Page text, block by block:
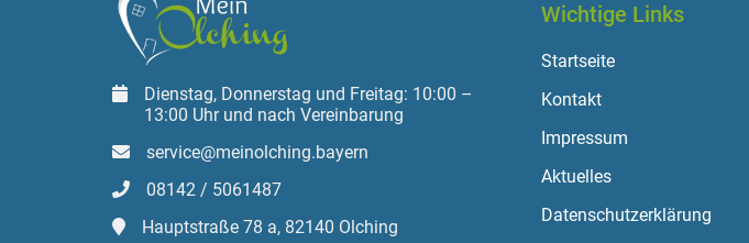
Dienstag, Donnerstag und Freitag: 10:00 –
13:00 Uhr und nach Vereinbarung
service@meinolching.bayern
08142 / 5061487
Hauptstraße 78 a, 82140 Olching
Wichtige Links
Startseite
Kontakt
Impressum
Aktuelles
Datenschutzerklärung